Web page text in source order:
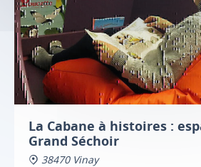
La Cabane à histoires :
Grand Séchoir
38470 Vinay